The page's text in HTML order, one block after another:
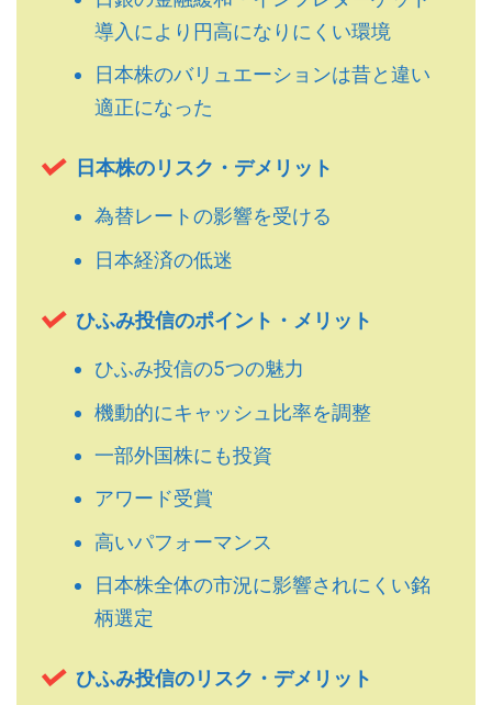
導入により円高になりにくい環境
日本株のバリュエーションは昔と違い
適正になった
日本株のリスク・デメリット
為替レートの影響を受ける
日本経済の低迷
ひふみ投信のポイント・メリット
ひふみ投信の5つの魅力
機動的にキャッシュ比率を調整
一部外国株にも投資
アワード受賞
高いパフォーマンス
日本株全体の市況に影響されにくい銘
柄選定
ひふみ投信のリスク・デメリット